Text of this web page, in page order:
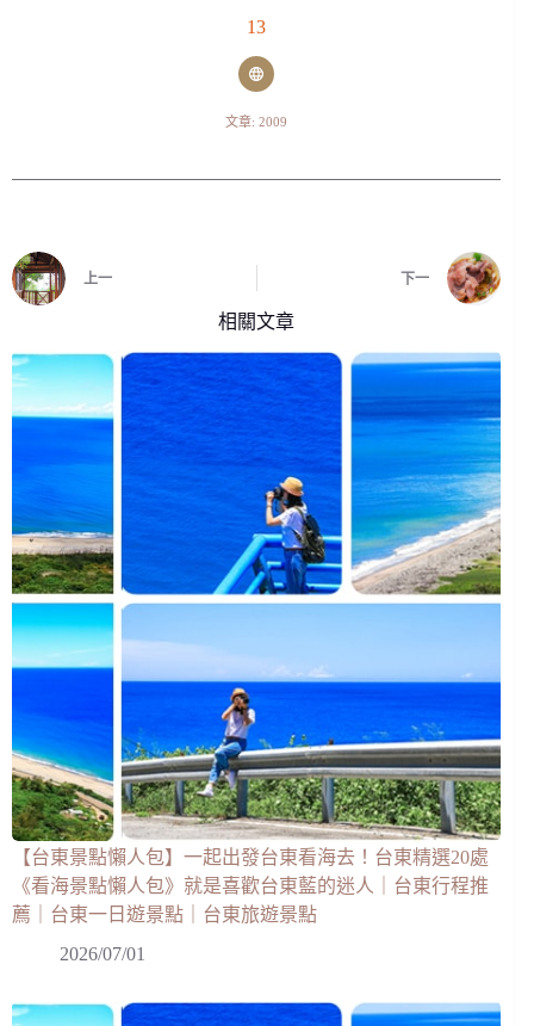
13
文章: 2009
上一 下一
相關文章
【台東景點懶人包】一起出發台東看海去！台東精選20處
《看海景點懶人包》就是喜歡台東藍的迷人｜台東行程推
薦｜台東一日遊景點｜台東旅遊景點
2026/07/01